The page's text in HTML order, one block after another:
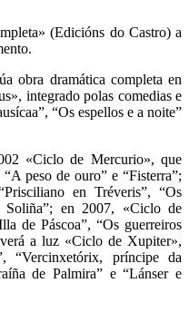
(Edicións do Castro) a
obra dramática completa en
integrado polas comedias e
“Os espellos e a noite”
«Ciclo de Mercurio», que
peso de ouro” e “Fisterra”;
en Tréveris”, “Os
Soliña”; en 2007, «Ciclo de
de Páscoa”, “Os guerreiros
a luz «Ciclo de Xupiter»,
“Vercinxetórix, príncipe da
de Palmira” e “Lánser e